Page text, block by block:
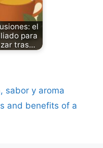
el
para
tras…
sabor y aroma
and benefits of a